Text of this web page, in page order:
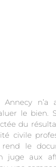
n’a
le bien.
du
civile
le
aux